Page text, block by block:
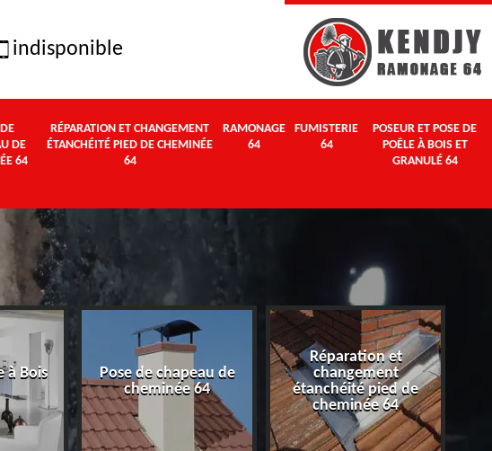
indisponible
DE
64
RÉPARATION ET CHANGEMENT
ÉTANCHÉITÉ PIED DE CHEMINÉE
64
RAMONAGE
64
FUMISTERIE
64
POSEUR ET POSE DE
POÊLE À BOIS ET
GRANULÉ 64
à Bois
Pose de chapeau de
cheminée 64
Réparation et
changement
étanchéité pied de
cheminée 64